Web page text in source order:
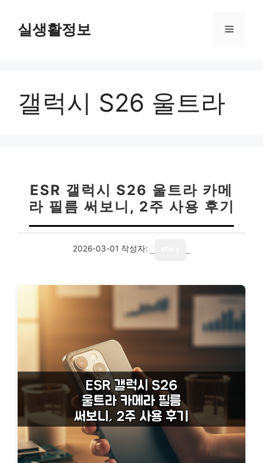
실생활정보 메
갤럭시 S26 울트라
ESR 갤럭시 S26 울트라 카메
라 필름 써보니, 2주 사용 후기
2026-03-01 작성자: